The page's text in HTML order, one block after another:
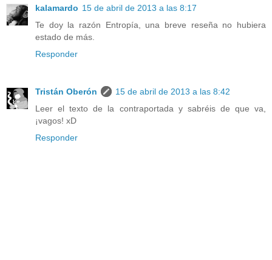
kalamardo 15 de abril de 2013 a las 8:17
Te doy la razón Entropía, una breve reseña no hubiera
estado de más.
Responder
Tristán Oberón
15 de abril de 2013 a las 8:42
Leer el texto de la contraportada y sabréis de que va,
¡vagos! xD
Responder